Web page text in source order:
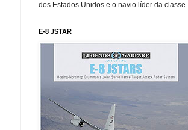
dos Estados Unidos e o navio líder da classe.
E-8 JSTAR